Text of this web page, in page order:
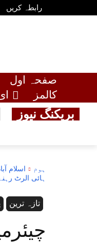
رابطہ کریں
صفحہ اول
کالمز
بریکنگ نیوز
ہوم اسلام
ہائی الرٹ
تازہ ترین